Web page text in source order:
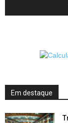
Em destaque